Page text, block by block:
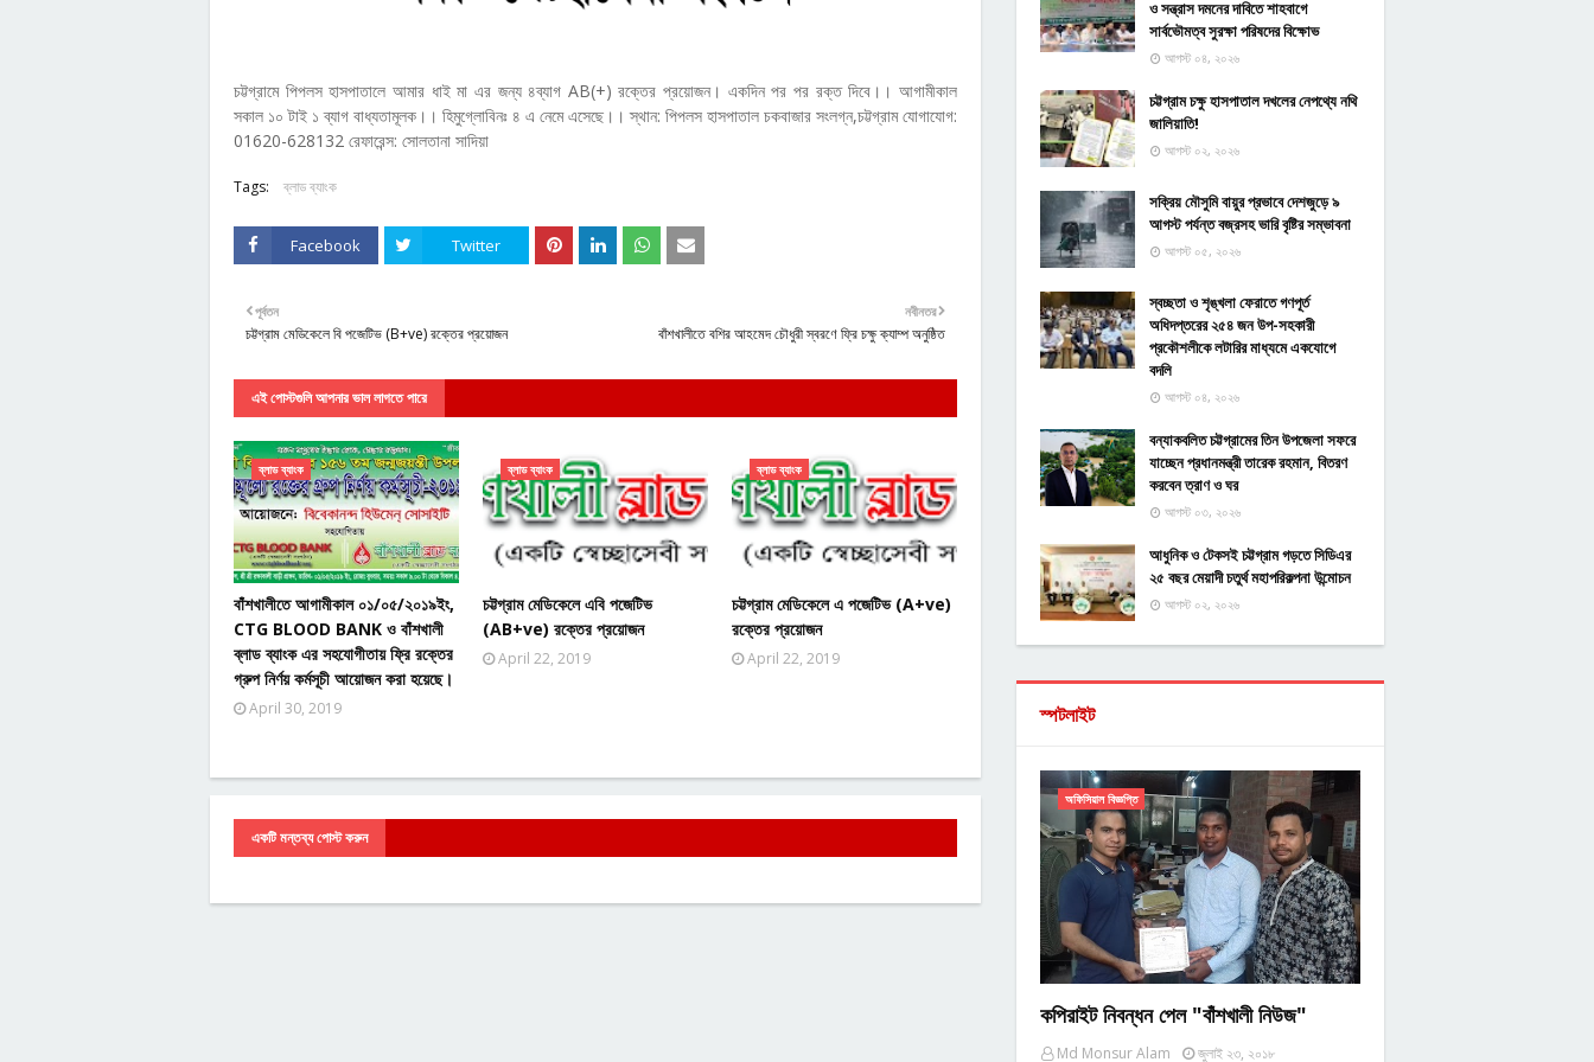
চট্টগ্রামে পিপলস হাসপাতালে আমার ধাই মা এর জন্য ৪ব্যাগ AB(+) রক্তের প্রয়োজন। একদিন পর পর রক্ত দিবে।। আগামীকাল
সকাল ১০ টাই ১ ব্যাগ বাধ্যতামূলক।। হিমুগ্লোবিনঃ ৪ এ নেমে এসেছে।। স্থান: পিপলস হাসপাতাল চকবাজার সংলগ্ন,চট্টগ্রাম যোগাযোগ:
01620-628132 রেফারেন্স: সোলতানা সাদিয়া
Tags: ব্লাড ব্যাংক
Facebook Twitter
নবীনতর
বাঁশখালীতে বশির আহমেদ চৌধুরী স্বরণে ফ্রি চক্ষু ক্যাম্প অনুষ্ঠিত
পূর্বতন
চট্টগ্রাম মেডিকেলে বি পজেটিভ (B+ve) রক্তের প্রয়োজন
এই পোস্টগুলি আপনার ভাল লাগতে পারে
ব্লাড ব্যাংক
বাঁশখালীতে আগামীকাল ০১/০৫/২০১৯ইং,
CTG BLOOD BANK ও বাঁশখালী
ব্লাড ব্যাংক এর সহযোগীতায় ফ্রি রক্তের
গ্রুপ নির্ণয় কর্মসূচী আয়োজন করা হয়েছে।
April 30, 2019
ব্লাড ব্যাংক
চট্টগ্রাম মেডিকেলে এবি পজেটিভ
(AB+ve) রক্তের প্রয়োজন
April 22, 2019
ব্লাড ব্যাংক
চট্টগ্রাম মেডিকেলে এ পজেটিভ (A+ve)
রক্তের প্রয়োজন
April 22, 2019
একটি মন্তব্য পোস্ট করুন
ও সন্ত্রাস দমনের দাবিতে শাহবাগে
সার্বভৌমত্ব সুরক্ষা পরিষদের বিক্ষোভ
আগস্ট ০৪, ২০২৬
চট্টগ্রাম চক্ষু হাসপাতাল দখলের নেপথ্যে নথি
জালিয়াতি!
আগস্ট ০২, ২০২৬
সক্রিয় মৌসুমি বায়ুর প্রভাবে দেশজুড়ে ৯
আগস্ট পর্যন্ত বজ্রসহ ভারি বৃষ্টির সম্ভাবনা
আগস্ট ০৫, ২০২৬
স্বচ্ছতা ও শৃঙ্খলা ফেরাতে গণপূর্ত
অধিদপ্তরের ২৫৪ জন উপ-সহকারী
প্রকৌশলীকে লটারির মাধ্যমে একযোগে
বদলি
আগস্ট ০৪, ২০২৬
বন্যাকবলিত চট্টগ্রামের তিন উপজেলা সফরে
যাচ্ছেন প্রধানমন্ত্রী তারেক রহমান, বিতরণ
করবেন ত্রাণ ও ঘর
আগস্ট ০৩, ২০২৬
আধুনিক ও টেকসই চট্টগ্রাম গড়তে সিডিএর
২৫ বছর মেয়াদী চতুর্থ মহাপরিকল্পনা উন্মোচন
আগস্ট ০২, ২০২৬
স্পটলাইট
অফিসিয়াল বিজ্ঞপ্তি
কপিরাইট নিবন্ধন পেল "বাঁশখালী নিউজ"
Md Monsur Alam
জুলাই ২৩, ২০১৮